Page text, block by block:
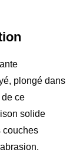
plongé dans
ce
solide
couches